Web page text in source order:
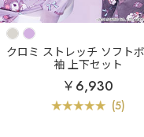
クロミ ストレッチ ソフト
袖 上下セット
￥6,930
(5)